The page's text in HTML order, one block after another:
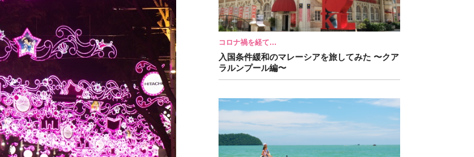
コロナ禍を経て…
入国条件緩和のマレーシアを旅してみた 〜クア
ラルンプール編〜